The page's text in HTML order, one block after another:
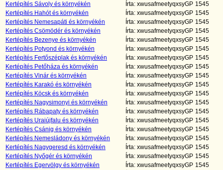
Kertépítés Sávoly és környékén
Írta: xwusafmeetyqxsyGP 1545
Kertépítés Hahót és környékén
Írta: xwusafmeetyqxsyGP 1545
Kertépítés Nemesapáti és környékén
Írta: xwusafmeetyqxsyGP 1545
Kertépítés Csömödér és környékén
Írta: xwusafmeetyqxsyGP 1545
Kertépítés Bezenye és környékén
Írta: xwusafmeetyqxsyGP 1545
Kertépítés Potyond és környékén
Írta: xwusafmeetyqxsyGP 1545
Kertépítés Fertőszéplak és környékén
Írta: xwusafmeetyqxsyGP 1545
Kertépítés Petőháza és környékén
Írta: xwusafmeetyqxsyGP 1545
Kertépítés Vinár és környékén
Írta: xwusafmeetyqxsyGP 1545
Kertépítés Karakó és környékén
Írta: xwusafmeetyqxsyGP 1545
Kertépítés Köcsk és környékén
Írta: xwusafmeetyqxsyGP 1545
Kertépítés Nagysimonyi és környékén
Írta: xwusafmeetyqxsyGP 1545
Kertépítés Rábapaty és környékén
Írta: xwusafmeetyqxsyGP 1545
Kertépítés Uraiújfalu és környékén
Írta: xwusafmeetyqxsyGP 1545
Kertépítés Csánig és környékén
Írta: xwusafmeetyqxsyGP 1545
Kertépítés Nemesládony és környékén
Írta: xwusafmeetyqxsyGP 1545
Kertépítés Nagygeresd és környékén
Írta: xwusafmeetyqxsyGP 1545
Kertépítés Nyőgér és környékén
Írta: xwusafmeetyqxsyGP 1545
Kertépítés Egervölgy és környékén
Írta: xwusafmeetyqxsyGP 1545